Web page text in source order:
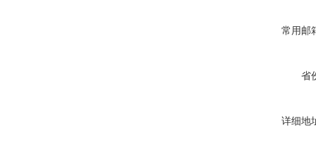
常用邮
省
详细地